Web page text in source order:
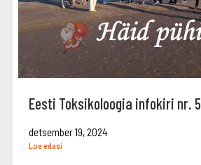
Eesti Toksikoloogia infokiri nr. 5
detsember 19, 2024
Loe edasi